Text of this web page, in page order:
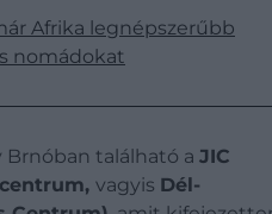
Afrika legnépszerűbb
nomádokat
található a JIC
vagyis Dél-